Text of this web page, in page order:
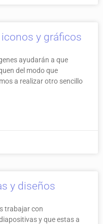
y gráficos
ayudarán a que
del modo que
a realizar otro sencillo
y diseños
trabajar con
y que estas a